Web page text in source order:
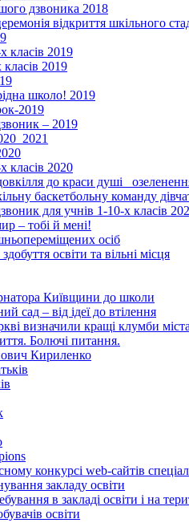
дзвоника 2018
відкриття шкільного
класів 2019
2019
школо! 2019
2019
– 2019
класів 2020
до краси душі
баскетбольну команду
для учнів 1-10-х класів
– тобі й мені!
осіб
освіти та вільні місця
Київщини до школи
сад – від ідеї до втілення
визначили кращі клумби міста
Болючі питання.
Кириленко
конкурсі web-сайтів
закладу освіти
в закладі освіти і на
освіти